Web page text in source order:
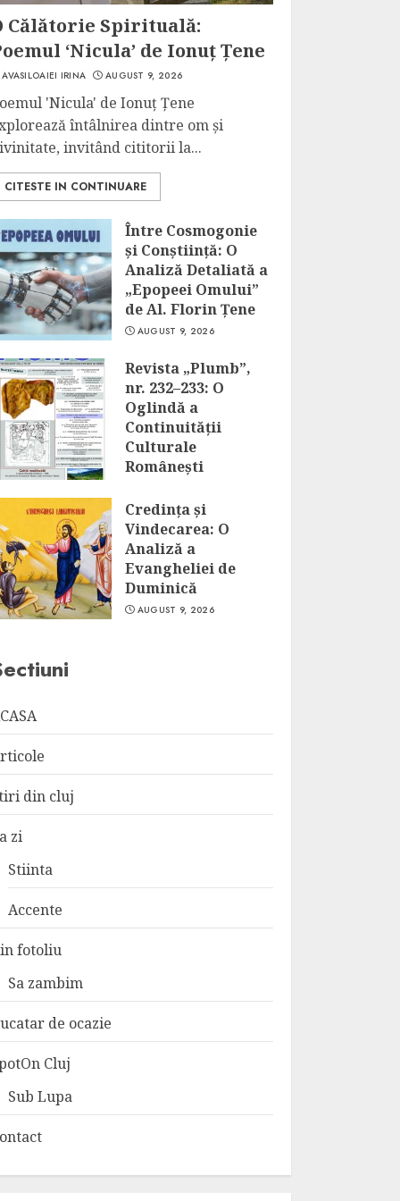
Călătorie Spirituală:
‘Nicula’ de Ionuț Țene
AVASILOAIEI IRINA AUGUST 9, 2026
'Nicula' de Ionuț Țene
întâlnirea dintre om și
invitând cititorii la...
CITESTE IN CONTINUARE
Între Cosmogonie
și Conștiință: O
Analiză Detaliată a
„Epopeei Omului”
de Al. Florin Țene
AUGUST 9, 2026
Revista „Plumb”,
nr. 232–233: O
Oglindă a
Continuității
Culturale
Românești
Credința și
Vindecarea: O
Analiză a
Evangheliei de
Duminică
AUGUST 9, 2026
din cluj
zi
Stiinta
Accente
fotoliu
Sa zambim
de ocazie
Cluj
Sub Lupa